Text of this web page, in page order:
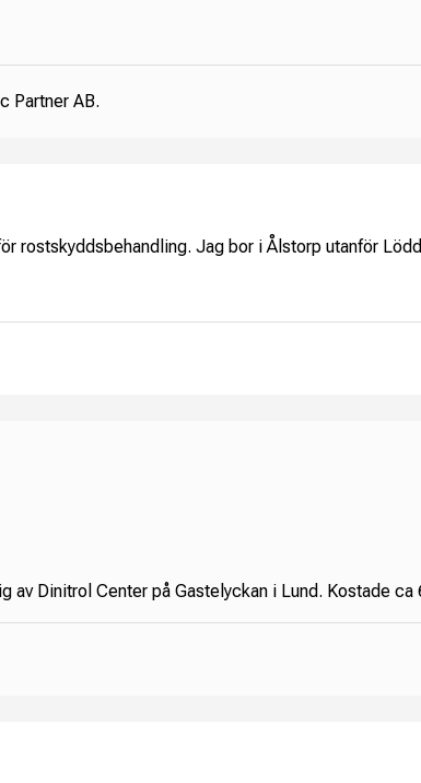
Partner AB.
rostskyddsbehandling. Jag bor i Ålstorp utanför
av Dinitrol Center på Gastelyckan i Lund. Kostade